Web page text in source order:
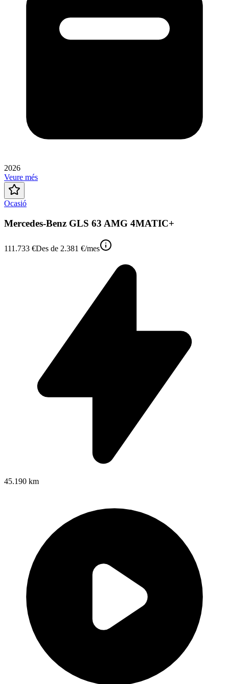
2026
Veure més
Ocasió
Mercedes-Benz GLS 63 AMG 4MATIC+
111.733 €Des de 2.381 €/mes
45.190 km